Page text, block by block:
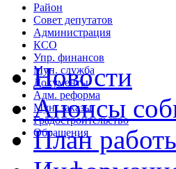
Район
Совет депутатов
Администрация
КСО
Упр. финансов
Мун. служба
Документы
Адм. реформа
Мун. заказы
Градостроительство
Обращения
Новости
Анонсы
План